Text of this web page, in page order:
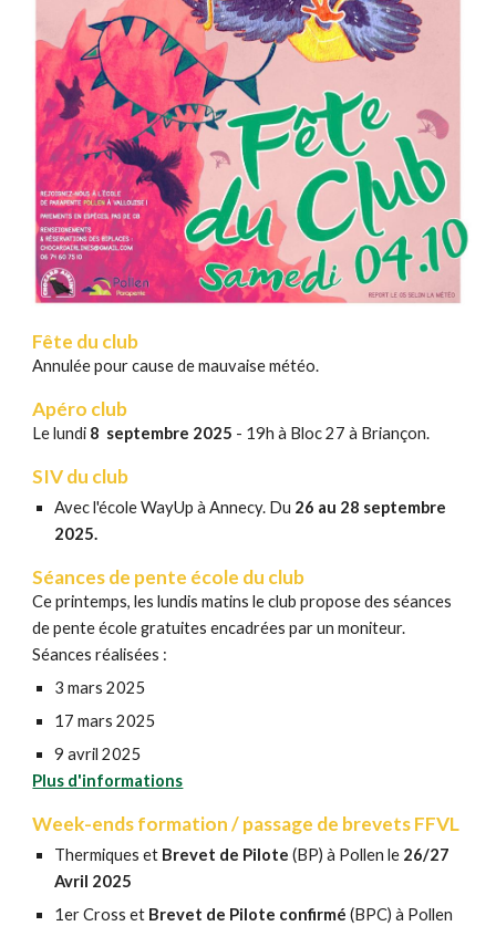
Fête du club
Annulée pour cause de mauvaise météo.
Apéro club
Lelundi 8 septembre 2025 - 19h à Bloc 27 à Briançon.
SIV du club
Avec l'écoleWayUp à Annecy. Du 26 au 28 septembre
2025.
Séances de pente école du club
Ce printemps, les lundis matins le club propose des séances
de pente école gratuites encadrées par un moniteur.
Séances réalisées :
3 mars 2025
17 mars 2025
9 avril 2025
Plus d'informations
Week-ends formation / passage de brevets FFVL
Thermiques et Brevet de Pilote (BP) à Pollen le 26/27
Avril 2025
1er Cross et Brevet de Pilote confirmé (BPC) à Pollen